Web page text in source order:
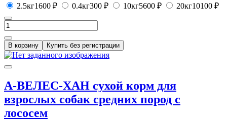
2.5кг1600 ₽ 0.4кг300 ₽ 10кг5600 ₽ 20кг10100 ₽
В корзину Купить без регистрации
А-ВЕЛЕС-ХАН сухой корм для
взрослых собак средних пород с
лососем